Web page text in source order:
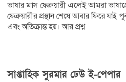
ভাষার মাস ফেব্রুয়ারী এলেই আমরা
ফেব্রুয়ারীর প্রস্থান শেষে আবার ফিরে যাই
এবং অতিক্রান্ত হয়। আর প্রশ্ন
সাপ্তাহিক সুরমার ঢেউ ই-পেপার